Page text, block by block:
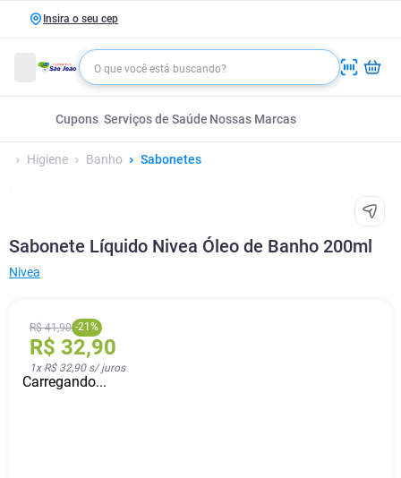
Insira o seu cep
Cupons Serviços de Saúde Nossas Marcas
Higiene Banho Sabonetes
Sabonete Líquido Nivea Óleo de Banho 200ml
Nivea
R$ 41,90 -21 %
R$ 32,90
1x R$ 32,90s/ juros
Carregando...